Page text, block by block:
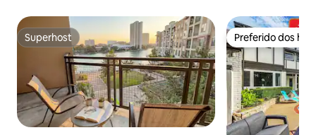
Superhost
Superhost Preferido dos
Preferido dos